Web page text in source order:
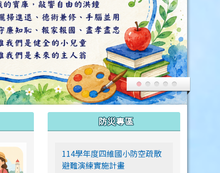
link to https://siwei-family.work-
防災專區
114學年度四維國小防空疏散
避難演練實施計畫